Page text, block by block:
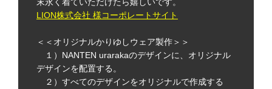
LION株式会社 様コーポレートサイト
＜＜オリジナルかりゆしウェア製作＞＞
１）NANTEN urarakaのデザインに、オリジナル
デザインを配置する。
２）すべてのデザインをオリジナルで作成する